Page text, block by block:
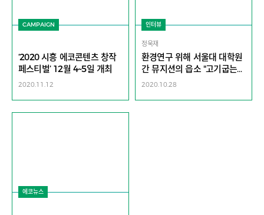
CAMPAIGN
‘2020 시흥 에코콘텐츠 창작
페스티벌’ 12월 4~5일 개최
2020.11.12
인터뷰
정욱재
환경연구 위해 서울대 대학원
간 뮤지션의 읍소 "고기굽는
캠핑은 이제 그만.." | 노리플라
2020.10.28
에코뉴스